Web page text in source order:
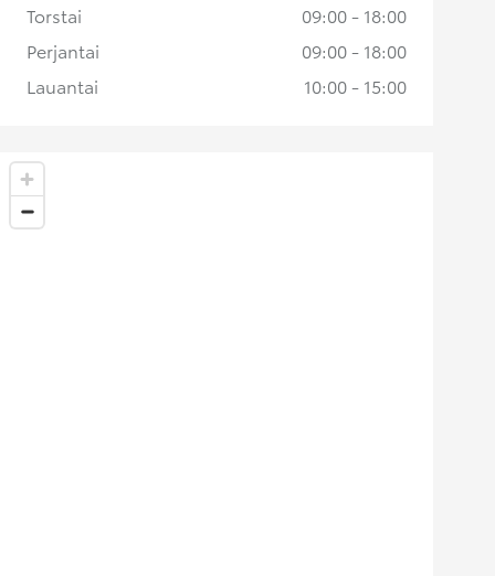
Torstai
09:00 - 18:00
Perjantai
09:00 - 18:00
Lauantai
10:00 - 15:00